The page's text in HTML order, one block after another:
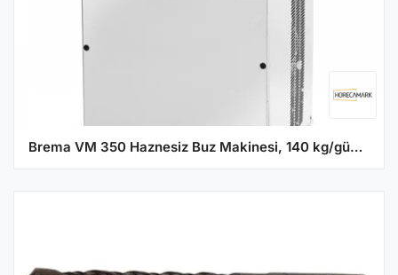
Brema VM 350 Haznesiz Buz Makinesi, 140 kg/gün Kapasiteli